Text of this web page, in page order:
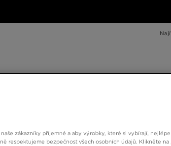
zákazníky příjemné a aby výrobky, které si vybírají, nejlépe
respektujeme bezpečnost všech osobních údajů. Klikněte na